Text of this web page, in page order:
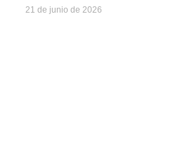
21 de junio de 2026